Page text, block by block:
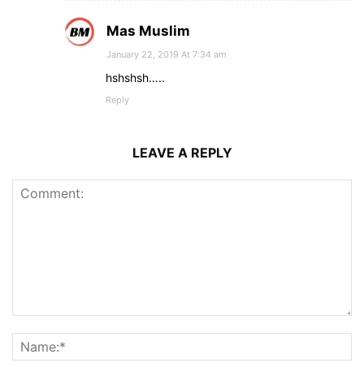
Mas Muslim
January 22, 2019 At 7:34 am
hshshsh…..
Reply
LEAVE A REPLY